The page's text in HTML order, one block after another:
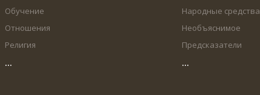
Обучение
Отношения
Религия
...
Народные средства
Необъяснимое
Предсказатели
...